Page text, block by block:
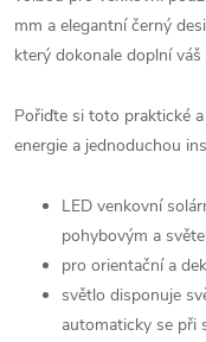
mm a elegantní černý
který dokonale doplní váš
Pořiďte si toto praktické
energie a jednoduchou
LED venkovní
pohybovým a
pro orientační a
světlo disponuje
automaticky se při